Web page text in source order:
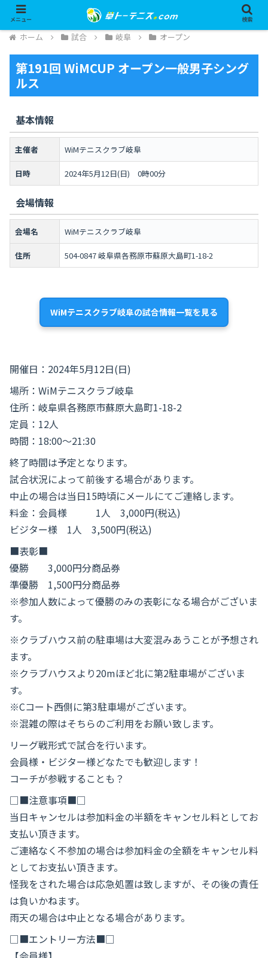
ホーム 試合 岐阜 オープン
第191回 WiMCUP オープン一般男子シング
ルス
基本情報
主催者 WiMテニスクラブ岐阜
日時 2024年5月12日(日) 0時00分
会場情報
会場名 WiMテニスクラブ岐阜
住所 504-0847 岐阜県各務原市蘇原大島町1-18-2
WiMテニスクラブ岐阜の試合情報一覧を見る
開催日：2024年5月12日(日)
場所：WiMテニスクラブ岐阜
住所：岐阜県各務原市蘇原大島町1-18-2
定員：12人
時間：18:00～21:30
終了時間は予定となります。
試合状況によって前後する場合があります。
中止の場合は当日15時頃にメールにてご連絡します。
料金：会員様 1人 3,000円(税込)
ビジター様 1人 3,500円(税込)
■表彰■
優勝 3,000円分商品券
準優勝 1,500円分商品券
※参加人数によって優勝のみの表彰になる場合がございま
す。
※クラブハウス前の駐車場は大変混みあうことが予想され
ます。
※クラブハウスより20mほど北に第2駐車場がございま
す。
※Cコート西側に第3駐車場がございます。
※混雑の際はそちらのご利用をお願い致します。
リーグ戦形式で試合を行います。
会員様・ビジター様どなたでも歓迎します！
コーチが参戦することも？
□■注意事項■□
当日キャンセルは参加料金の半額をキャンセル料としてお
支払い頂きます。
ご連絡なく不参加の場合は参加料金の全額をキャンセル料
としてお支払い頂きます。
怪我をされた場合は応急処置は致しますが、その後の責任
は負いかねます。
雨天の場合は中止となる場合があります。
□■エントリー方法■□
メニュー 検索